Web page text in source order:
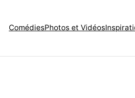
ComédiesPhotos et Vidéos